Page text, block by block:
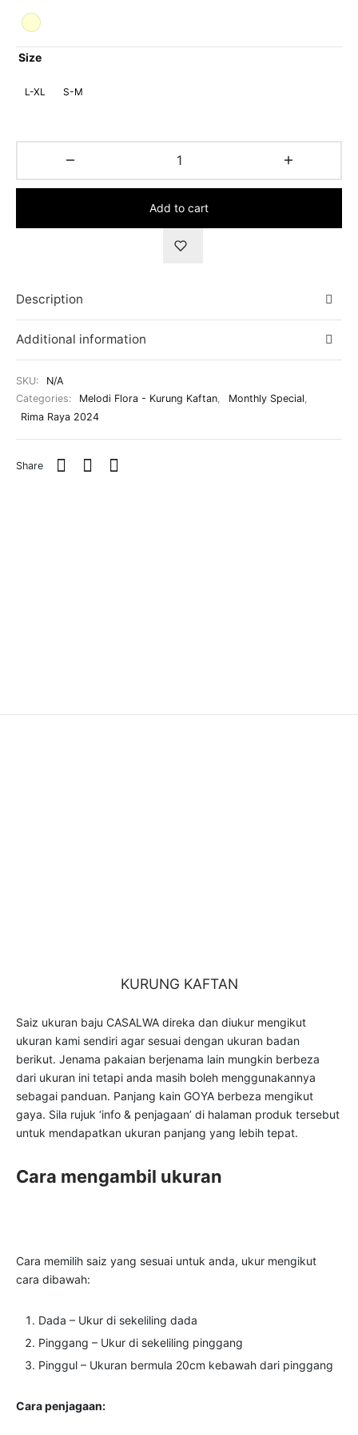
Size
L-XL S-M
Add to cart
Description
Additional information
SKU:
N/A
Categories:
Melodi Flora - Kurung Kaftan Monthly Special
Rima Raya 2024
Share
KURUNG KAFTAN
Saiz ukuran baju CASALWA direka dan diukur mengikut
ukuran kami sendiri agar sesuai dengan ukuran badan
berikut. Jenama pakaian berjenama lain mungkin berbeza
dari ukuran ini tetapi anda masih boleh menggunakannya
sebagai panduan. Panjang kain GOYA berbeza mengikut
gaya. Sila rujuk ‘info & penjagaan’ di halaman produk tersebut
untuk mendapatkan ukuran panjang yang lebih tepat.
Cara mengambil ukuran
Cara memilih saiz yang sesuai untuk anda, ukur mengikut
cara dibawah:
Dada – Ukur di sekeliling dada
Pinggang – Ukur di sekeliling pinggang
Pinggul – Ukuran bermula 20cm kebawah dari pinggang
Cara penjagaan: